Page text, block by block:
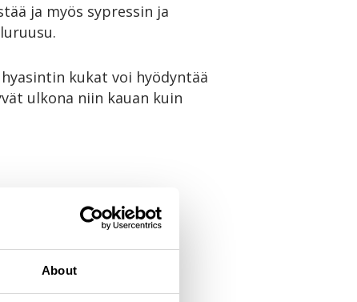
About
ja myös sypressin ja
kukat voi hyödyntää
ulkona niin kauan kuin